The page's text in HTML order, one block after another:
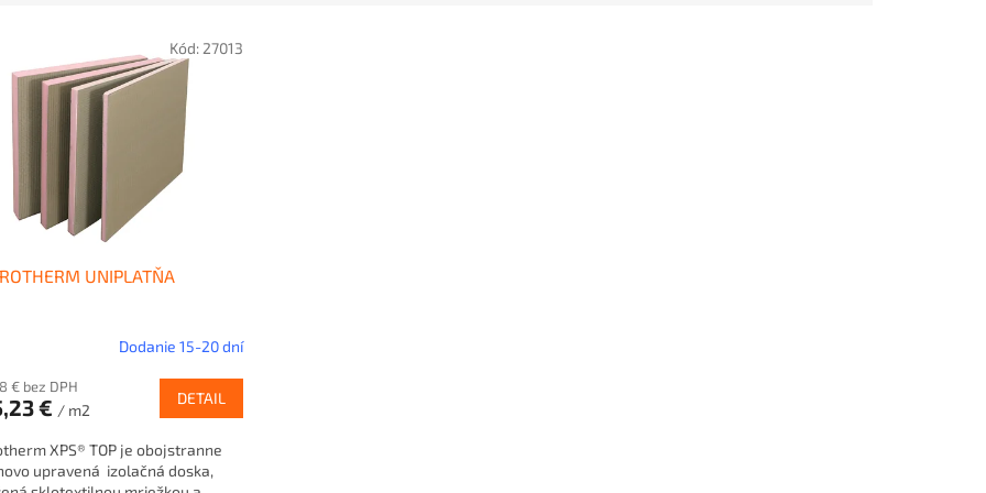
UNIPLATŇA
Dodanie 15-20 dní
€ bez DPH
€ / m2
DETAIL
XPS® TOP je obojstranne
upravená izolačná doska,
Kód: 27013